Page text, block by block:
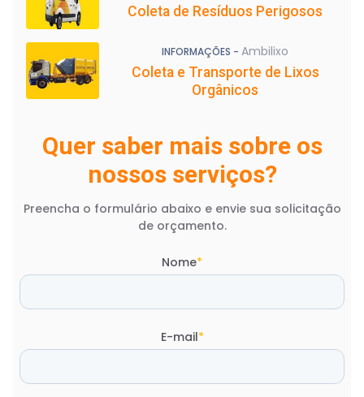
Coleta de Resíduos Perigosos
INFORMAÇÕES - Ambilixo
Coleta e Transporte de Lixos
Orgânicos
Quer saber mais sobre os
nossos serviços?
Preencha o formulário abaixo e envie sua solicitação
de orçamento.
Nome*
E-mail*